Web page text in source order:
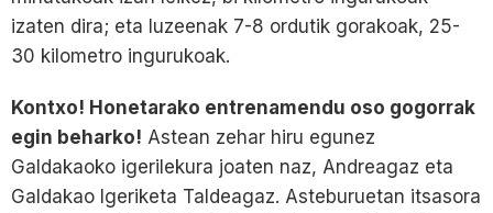
izaten dira; eta luzeenak 7-8 ordutik gorakoak, 25-
30 kilometro ingurukoak.
Kontxo! Honetarako entrenamendu oso gogorrak
egin beharko! Astean zehar hiru egunez
Galdakaoko igerilekura joaten naz, Andreagaz eta
Galdakao Igeriketa Taldeagaz. Asteburuetan itsasora